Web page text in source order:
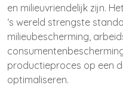
en milieuvriendelijk zijn.
‘s wereld strengste
milieubescherming,
productieproces op een
optimaliseren.